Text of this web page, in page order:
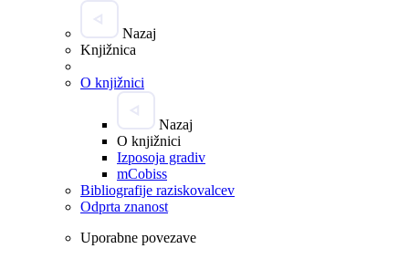
Nazaj
Knjižnica
O knjižnici
Nazaj
O knjižnici
Izposoja gradiv
mCobiss
Bibliografije raziskovalcev
Odprta znanost
Uporabne povezave